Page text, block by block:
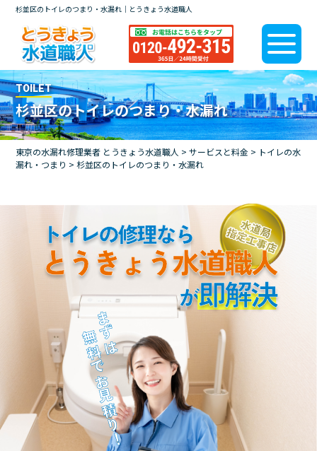
杉並区のトイレのつまり・水漏れ｜とうきょう水道職人
TOILET
杉並区のトイレのつまり・水漏れ
東京の水漏れ修理業者 とうきょう水道職人 >サービスと料金 > トイレの水
漏れ・つまり >杉並区のトイレのつまり・水漏れ
まずは
無料でお見積り！
トイレの修理なら
とうきょう水道職人
が即解決